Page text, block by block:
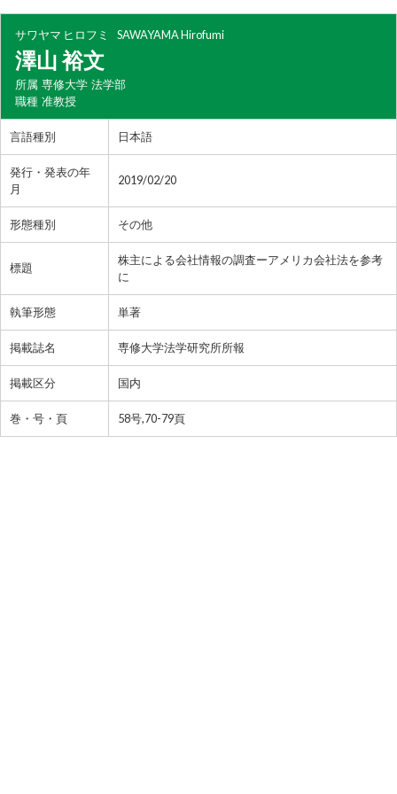
サワヤマ ヒロフミ SAWAYAMA Hirofumi
澤山 裕文
所属 専修大学 法学部
職種 准教授
言語種別 日本語
発行・発表の年
月
2019/02/20
形態種別 その他
標題
株主による会社情報の調査ーアメリカ会社法を参考
に
執筆形態 単著
掲載誌名 専修大学法学研究所所報
掲載区分 国内
巻・号・頁 58号,70-79頁